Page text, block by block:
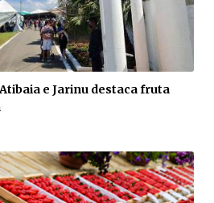
e Jarinu destaca fruta